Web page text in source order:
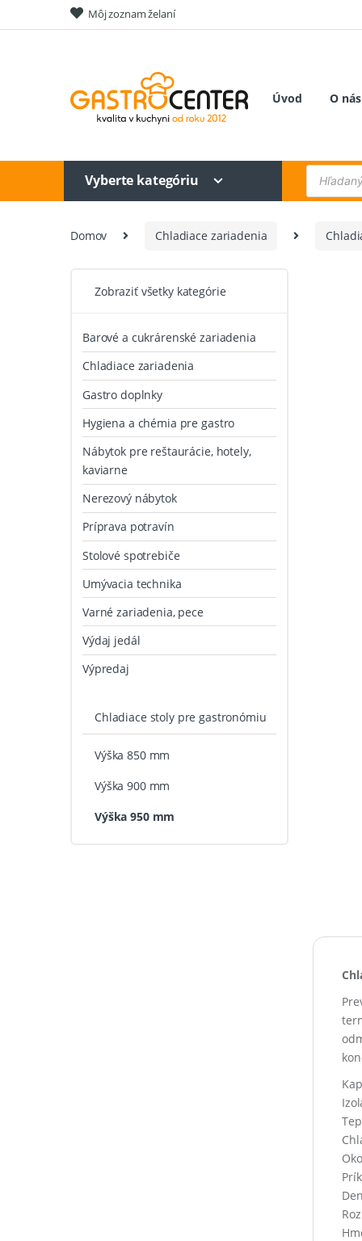
to
to
Môj zoznam želaní
Úvod O nás
Vyberte kategóriu
Products
search
Domov Chladiace zariadenia
Zobraziť všetky kategórie
Barové a cukrárenské zariadenia
Chladiace zariadenia
Gastro doplnky
Hygiena a chémia pre gastro
Nábytok pre reštaurácie, hotely,
kaviarne
Nerezový nábytok
Príprava potravín
Stolové spotrebiče
Umývacia technika
Varné zariadenia, pece
Výdaj jedál
Výpredaj
Chladiace stoly pre gastronómiu
Výška 850 mm
Výška 900 mm
Výška 950 mm